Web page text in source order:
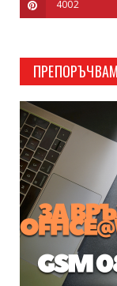
4002